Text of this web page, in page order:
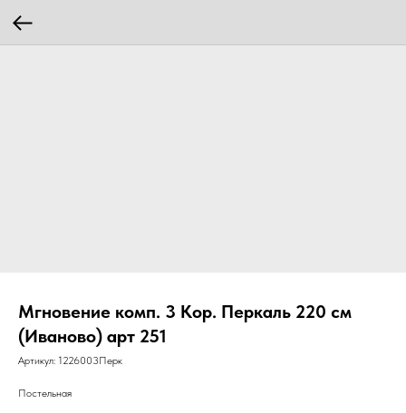
Мгновение комп. 3 Кор. Перкаль 220 см
(Иваново) арт 251
Артикул: 1226003Перк
Постельная